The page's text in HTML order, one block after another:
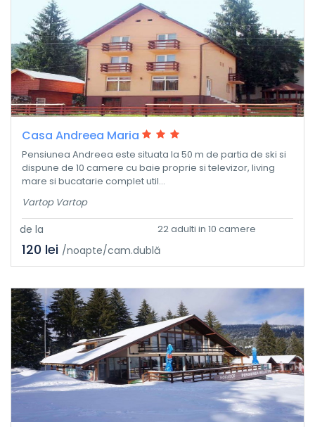
Casa Andreea Maria
Vartop Vartop
Pensiunea Andreea este situata la 50 m de partia de ski si
dispune de 10 camere cu baie proprie si televizor, living
mare si bucatarie complet util...
22 adulti in 10 camere
de la
120 lei /noapte/cam.dublă